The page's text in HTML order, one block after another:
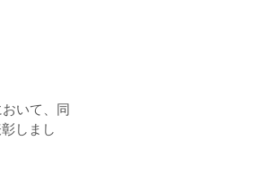
いて、同
しまし